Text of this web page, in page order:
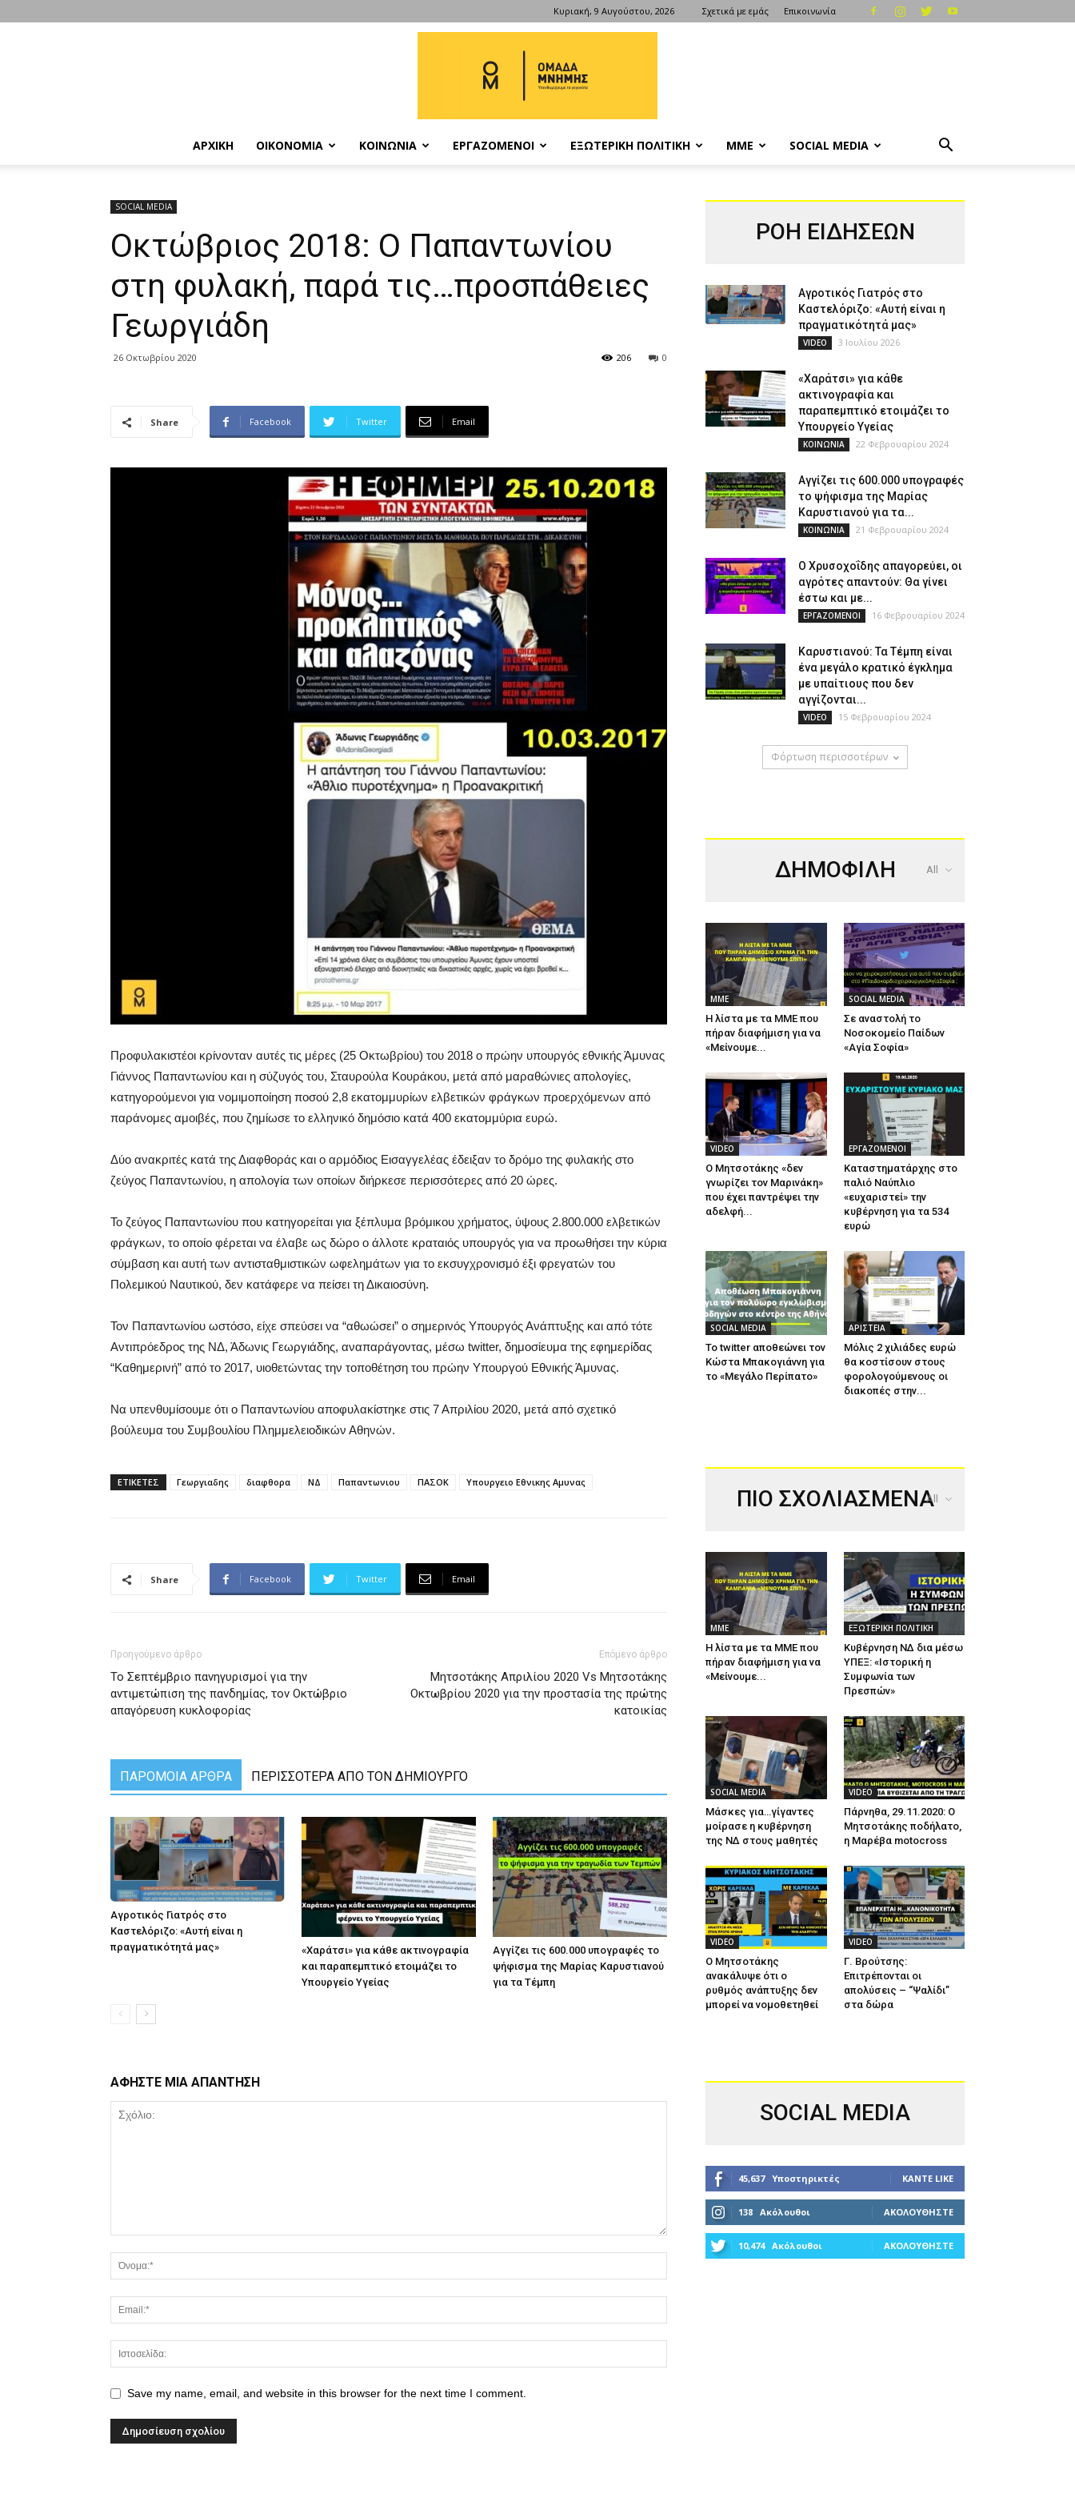
Κυριακή, 9 Αυγούστου, 2026 Σχετικά με εμάς Επικοινωνία
ΜΝΗΜΗΣ
ΑΡΧΙΚΗ ΟΙΚΟΝΟΜΙΑ ΚΟΙΝΩΝΙΑ ΕΡΓΑΖΟΜΕΝΟΙ ΕΞΩΤΕΡΙΚΗ ΠΟΛΙΤΙΚΗ ΜΜΕ SOCIAL MEDIA
SOCIAL MEDIA
Οκτώβριος 2018: Ο Παπαντωνίου
στη φυλακή, παρά τις…προσπάθειες
Γεωργιάδη
26 Οκτωβρίου 2020 0
206
Share Facebook Twitter Email
Προφυλακιστέοι κρίνονταν αυτές τις μέρες (25 Οκτωβρίου) του 2018 ο πρώην υπουργός εθνικής Άμυνας
Γιάννος Παπαντωνίου και η σύζυγός του, Σταυρούλα Κουράκου, μετά από μαραθώνιες απολογίες,
κατηγορούμενοι για νομιμοποίηση ποσού 2,8 εκατομμυρίων ελβετικών φράγκων προερχόμενων από
παράνομες αμοιβές, που ζημίωσε το ελληνικό δημόσιο κατά 400 εκατομμύρια ευρώ.
Δύο ανακριτές κατά της Διαφθοράς και ο αρμόδιος Εισαγγελέας έδειξαν το δρόμο της φυλακής στο
ζεύγος Παπαντωνίου, η απολογία των οποίων διήρκεσε περισσότερες από 20 ώρες.
Το ζεύγος Παπαντωνίου που κατηγορείται για ξέπλυμα βρόμικου χρήματος, ύψους 2.800.000 ελβετικών
φράγκων, το οποίο φέρεται να έλαβε ως δώρο ο άλλοτε κραταιός υπουργός για να προωθήσει την κύρια
σύμβαση και αυτή των αντισταθμιστικών ωφελημάτων για το εκσυγχρονισμό έξι φρεγατών του
Πολεμικού Ναυτικού, δεν κατάφερε να πείσει τη Δικαιοσύνη.
Τον Παπαντωνίου ωστόσο, είχε σπεύσει να “αθωώσει” ο σημερινός Υπουργός Ανάπτυξης και από τότε
Αντιπρόεδρος της ΝΔ, Άδωνις Γεωργιάδης, αναπαράγοντας, μέσω twitter, δημοσίευμα της εφημερίδας
“Καθημερινή” από το 2017, υιοθετώντας την τοποθέτηση του πρώην Υπουργού Εθνικής Άμυνας.
Να υπενθυμίσουμε ότι ο Παπαντωνίου αποφυλακίστηκε στις 7 Απριλίου 2020, μετά από σχετικό
βούλευμα του Συμβουλίου Πλημμελειοδικών Αθηνών.
ΕΤΙΚΕΤΕΣ Γεωργιαδης διαφθορα ΝΔ Παπαντωνιου ΠΑΣΟΚ Υπουργειο Εθνικης Αμυνας
Share Facebook Twitter Email
Προηγούμενο άρθρο
Το Σεπτέμβριο πανηγυρισμοί για την
αντιμετώπιση της πανδημίας, τον Οκτώβριο
απαγόρευση κυκλοφορίας
Επόμενο άρθρο
Μητσοτάκης Απριλίου 2020 Vs Μητσοτάκης
Οκτωβρίου 2020 για την προστασία της πρώτης
κατοικίας
ΠΑΡΟΜΟΙΑ ΑΡΘΡΑ ΠΕΡΙΣΣΟΤΕΡΑ ΑΠΟ ΤΟΝ ΔΗΜΙΟΥΡΓΟ
Αγροτικός Γιατρός στο
Καστελόριζο: «Αυτή είναι η
πραγματικότητά μας»
«Χαράτσι» για κάθε ακτινογραφία
και παραπεμπτικό ετοιμάζει το
Υπουργείο Υγείας
Αγγίζει τις 600.000 υπογραφές το
ψήφισμα της Μαρίας Καρυστιανού
για τα Τέμπη
ΑΦΗΣΤΕ ΜΙΑ ΑΠΑΝΤΗΣΗ
Save my name, email, and website in this browser for the next time I comment.
ΡΟΗ ΕΙΔΗΣΕΩΝ
Αγροτικός Γιατρός στο
Καστελόριζο: «Αυτή είναι η
πραγματικότητά μας»
VIDEO 3 Ιουλίου 2026
«Χαράτσι» για κάθε
ακτινογραφία και
παραπεμπτικό ετοιμάζει το
Υπουργείο Υγείας
ΚΟΙΝΩΝΙΑ 22 Φεβρουαρίου 2024
Αγγίζει τις 600.000 υπογραφές
το ψήφισμα της Μαρίας
Καρυστιανού για τα...
ΚΟΙΝΩΝΙΑ 21 Φεβρουαρίου 2024
Ο Χρυσοχοΐδης απαγορεύει, οι
αγρότες απαντούν: Θα γίνει
έστω και με...
ΕΡΓΑΖΟΜΕΝΟΙ 16 Φεβρουαρίου 2024
Καρυστιανού: Τα Τέμπη είναι
ένα μεγάλο κρατικό έγκλημα
με υπαίτιους που δεν
αγγίζονται...
VIDEO 15 Φεβρουαρίου 2024
Φόρτωση περισσοτέρων
ΔΗΜΟΦΙΛΗ All
ΜΜΕ
Η λίστα με τα ΜΜΕ που
πήραν διαφήμιση για να
«Μείνουμε...
SOCIAL MEDIA
Σε αναστολή το
Νοσοκομείο Παίδων
«Αγία Σοφία»
VIDEO
Ο Μητσοτάκης «δεν
γνωρίζει τον Μαρινάκη»
που έχει παντρέψει την
αδελφή...
ΕΡΓΑΖΟΜΕΝΟΙ
Καταστηματάρχης στο
παλιό Ναύπλιο
«ευχαριστεί» την
κυβέρνηση για τα 534
ευρώ
SOCIAL MEDIA
Το twitter αποθεώνει τον
Κώστα Μπακογιάννη για
το «Μεγάλο Περίπατο»
ΑΡΙΣΤΕΙΑ
Μόλις 2 χιλιάδες ευρώ
θα κοστίσουν στους
φορολογούμενους οι
διακοπές στην...
ΠΙΟ ΣΧΟΛΙΑΣΜΕΝΑ
All
ΜΜΕ
Η λίστα με τα ΜΜΕ που
πήραν διαφήμιση για να
«Μείνουμε...
ΕΞΩΤΕΡΙΚΗ ΠΟΛΙΤΙΚΗ
Κυβέρνηση ΝΔ δια μέσω
ΥΠΕΞ: «Ιστορική η
Συμφωνία των
Πρεσπών»
SOCIAL MEDIA
Μάσκες για…γίγαντες
μοίρασε η κυβέρνηση
της ΝΔ στους μαθητές
VIDEO
Πάρνηθα, 29.11.2020: Ο
Μητσοτάκης ποδήλατο,
η Μαρέβα motocross
VIDEO
Ο Μητσοτάκης
ανακάλυψε ότι ο
ρυθμός ανάπτυξης δεν
μπορεί να νομοθετηθεί
VIDEO
Γ. Βρούτσης:
Επιτρέπονται οι
απολύσεις – “Ψαλίδι”
στα δώρα
SOCIAL MEDIA
45,637 Υποστηρικτές ΚΆΝΤΕ LIKE
138 Ακόλουθοι ΑΚΟΛΟΥΘΉΣΤΕ
10,474 Ακόλουθοι ΑΚΟΛΟΥΘΉΣΤΕ